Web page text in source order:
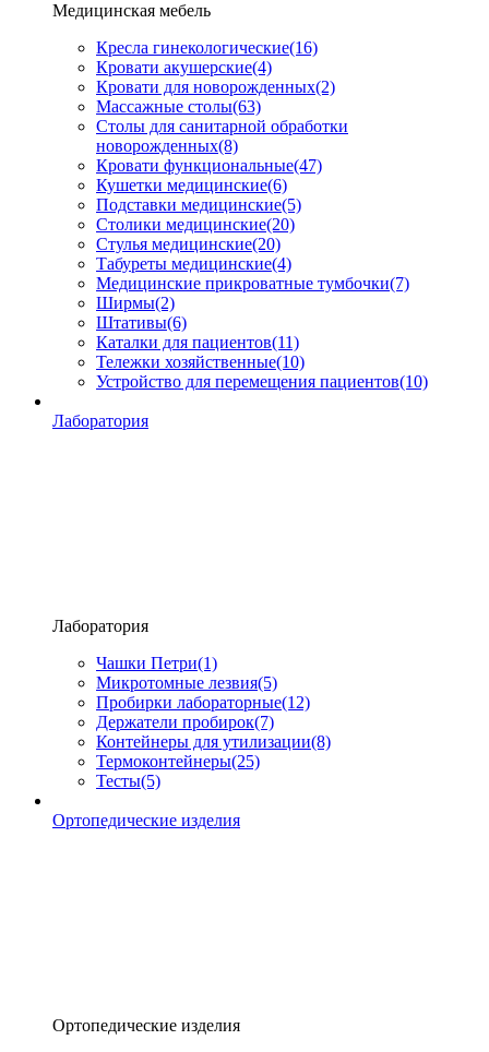
Медицинская мебель
Кресла гинекологические(16)
Кровати акушерские(4)
Кровати для новорожденных(2)
Массажные столы(63)
Столы для санитарной обработки
новорожденных(8)
Кровати функциональные(47)
Кушетки медицинские(6)
Подставки медицинские(5)
Столики медицинские(20)
Стулья медицинские(20)
Табуреты медицинские(4)
Медицинские прикроватные тумбочки(7)
Ширмы(2)
Штативы(6)
Каталки для пациентов(11)
Тележки хозяйственные(10)
Устройство для перемещения пациентов(10)
Лаборатория
Лаборатория
Чашки Петри(1)
Микротомные лезвия(5)
Пробирки лабораторные(12)
Держатели пробирок(7)
Контейнеры для утилизации(8)
Термоконтейнеры(25)
Тесты(5)
Ортопедические изделия
Ортопедические изделия